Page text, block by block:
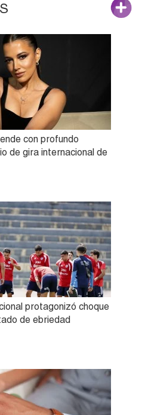
con profundo
de gira internacional de
protagonizó choque
de ebriedad